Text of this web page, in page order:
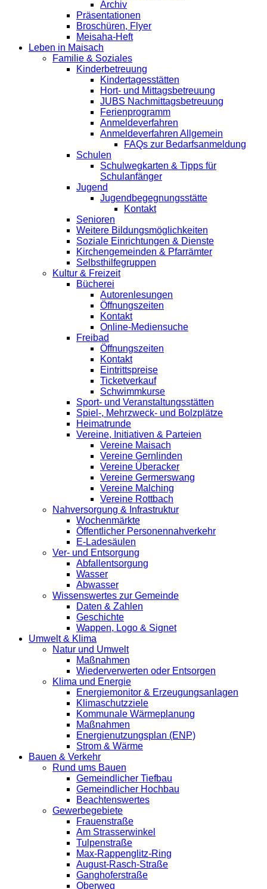
Archiv
Präsentationen
Broschüren, Flyer
Meisaha-Heft
Leben in Maisach
Familie & Soziales
Kinderbetreuung
Kindertagesstätten
Hort- und Mittagsbetreuung
JUBS Nachmittagsbetreuung
Ferienprogramm
Anmeldeverfahren
Anmeldeverfahren Allgemein
FAQs zur Bedarfsanmeldung
Schulen
Schulwegkarten & Tipps für
Schulanfänger
Jugend
Jugendbegegnungsstätte
Kontakt
Senioren
Weitere Bildungsmöglichkeiten
Soziale Einrichtungen & Dienste
Kirchengemeinden & Pfarrämter
Selbsthilfegruppen
Kultur & Freizeit
Bücherei
Autorenlesungen
Öffnungszeiten
Kontakt
Online-Mediensuche
Freibad
Öffnungszeiten
Kontakt
Eintrittspreise
Ticketverkauf
Schwimmkurse
Sport- und Veranstaltungsstätten
Spiel-, Mehrzweck- und Bolzplätze
Heimatrunde
Vereine, Initiativen & Parteien
Vereine Maisach
Vereine Gernlinden
Vereine Überacker
Vereine Germerswang
Vereine Malching
Vereine Rottbach
Nahversorgung & Infrastruktur
Wochenmärkte
Öffentlicher Personennahverkehr
E-Ladesäulen
Ver- und Entsorgung
Abfallentsorgung
Wasser
Abwasser
Wissenswertes zur Gemeinde
Daten & Zahlen
Geschichte
Wappen, Logo & Signet
Umwelt & Klima
Natur und Umwelt
Maßnahmen
Wiederverwerten oder Entsorgen
Klima und Energie
Energiemonitor & Erzeugungsanlagen
Klimaschutzziele
Kommunale Wärmeplanung
Maßnahmen
Energienutzungsplan (ENP)
Strom & Wärme
Bauen & Verkehr
Rund ums Bauen
Gemeindlicher Tiefbau
Gemeindlicher Hochbau
Beachtenswertes
Gewerbegebiete
Frauenstraße
Am Strasserwinkel
Tulpenstraße
Max-Rappenglitz-Ring
August-Rasch-Straße
Ganghoferstraße
Oberweg